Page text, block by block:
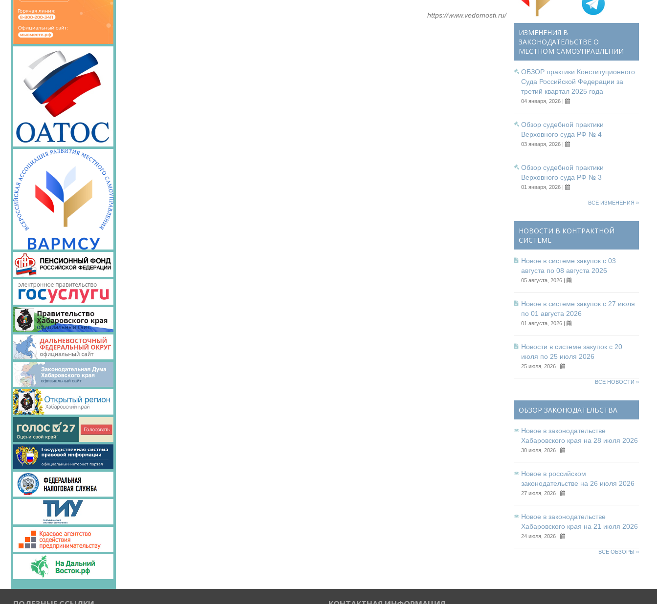
https://www.vedomosti.ru/
ИЗМЕНЕНИЯ В
ЗАКОНОДАТЕЛЬСТВЕ О
МЕСТНОМ САМОУПРАВЛЕНИИ
ОБЗОР практики Конституционного
Суда Российской Федерации за
третий квартал 2025 года
04 января, 2026 |
Обзор судебной практики
Верховного суда РФ № 4
03 января, 2026 |
Обзор судебной практики
Верховного суда РФ № 3
01 января, 2026 |
ВСЕ ИЗМЕНЕНИЯ »
НОВОСТИ В КОНТРАКТНОЙ
СИСТЕМЕ
Новое в системе закупок с 03
августа по 08 августа 2026
05 августа, 2026 |
Новое в системе закупок с 27 июля
по 01 августа 2026
01 августа, 2026 |
Новости в системе закупок с 20
июля по 25 июля 2026
25 июля, 2026 |
ВСЕ НОВОСТИ »
ОБЗОР ЗАКОНОДАТЕЛЬСТВА
Новое в законодательстве
Хабаровского края на 28 июля 2026
30 июля, 2026 |
Новое в российском
законодательстве на 26 июля 2026
27 июля, 2026 |
Новое в законодательстве
Хабаровского края на 21 июля 2026
24 июля, 2026 |
ВСЕ ОБЗОРЫ »